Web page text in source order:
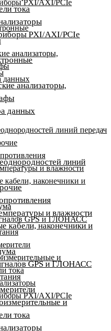
PXI/AXI/PCIe
анализаторы,
данных
линий передач
и влажности
кабели, наконечники и
GPS и ГЛОНАСС
и
тока
PXI/AXI/PCIe
тока
PXI/AXI/PCIe
анализаторы,
данных
линий
и влажности
кабели, наконечники и
GPS и ГЛОНАСС
и
тока